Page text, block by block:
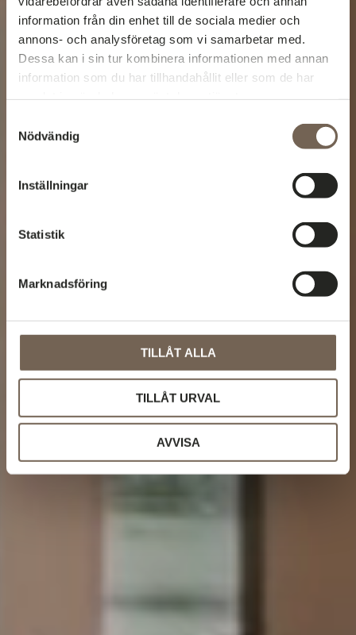
information från din enhet till de sociala medier och
annons- och analysföretag som vi samarbetar med.
Dessa kan i sin tur kombinera informationen med annan
information som du har tillhandahållit eller som de har
Nödvändig
Inställningar
Statistik
Marknadsföring
TILLÅT ALLA
TILLÅT URVAL
AVVISA